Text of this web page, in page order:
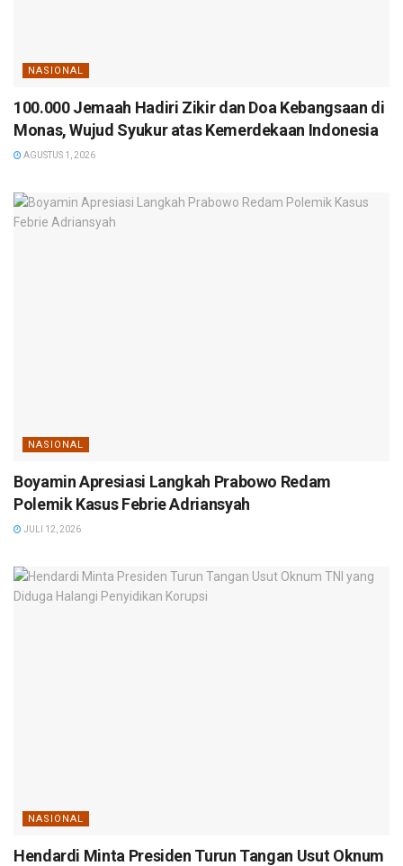
NASIONAL
100.000 Jemaah Hadiri Zikir dan Doa Kebangsaan di
Monas, Wujud Syukur atas Kemerdekaan Indonesia
AGUSTUS 1, 2026
NASIONAL
Boyamin Apresiasi Langkah Prabowo Redam
Polemik Kasus Febrie Adriansyah
JULI 12, 2026
NASIONAL
Hendardi Minta Presiden Turun Tangan Usut Oknum